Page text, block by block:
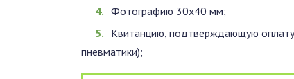
Фотографию 30х40 мм;
Квитанцию, подтверждающую
пневматики);